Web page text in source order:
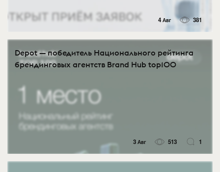
4 Авг 381
Depot — победитель Национального рейтинга
брендинговых агентств Brand Hub top100
3 Авг 513 1